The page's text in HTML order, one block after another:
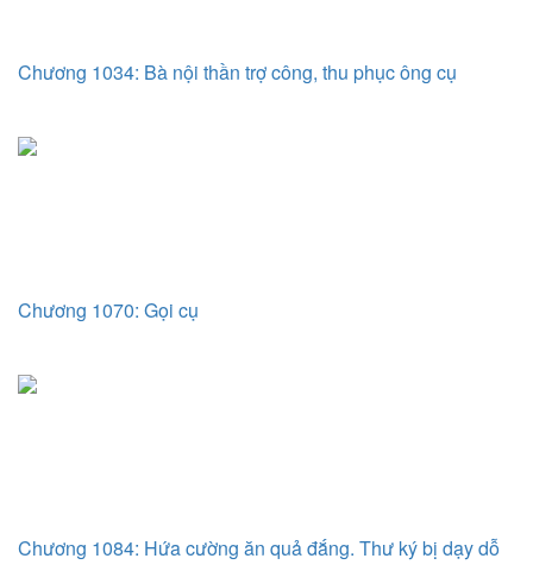
Chương 1034: Bà nội thần trợ công, thu phục ông cụ
Chương 1070: Gọi cụ
Chương 1084: Hứa cường ăn quả đắng. Thư ký bị dạy dỗ